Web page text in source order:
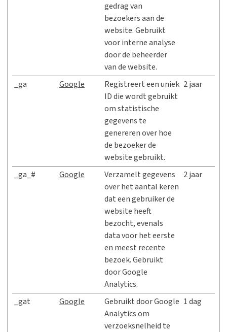
gedrag van
bezoekers aan de
website. Gebruikt
voor interne analyse
door de beheerder
van de website.
_ga Google
Registreert een uniek
ID die wordt gebruikt
om statistische
gegevens te
genereren over hoe
de bezoeker de
website gebruikt.
2 jaar
_ga_# Google
Verzamelt gegevens
over het aantal keren
dat een gebruiker de
website heeft
bezocht, evenals
data voor het eerste
en meest recente
bezoek. Gebruikt
door Google
Analytics.
2 jaar
_gat Google
Gebruikt door Google
Analytics om
verzoeksnelheid te
1 dag